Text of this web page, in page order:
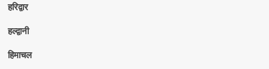
हरिद्वार
हल्द्वानी
हिमाचल